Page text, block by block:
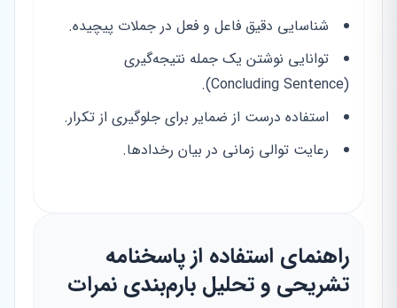
شناسایی دقیق فاعل و فعل در جملات پیچیده.
توانایی نوشتن یک جمله نتیجه‌گیری
(Concluding Sentence).
استفاده درست از ضمایر برای جلوگیری از تکرار.
رعایت توالی زمانی در بیان رخدادها.
راهنمای استفاده از پاسخنامه
تشریحی و تحلیل بارم‌بندی نمرات